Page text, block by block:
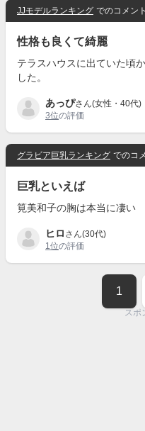
JJモデルランキング でのコメン
性格も良くて綺麗
テラスハウスに出ていた頃
した。
あっぴさん(女性・40代)
3位の評価
グラビア巨乳ランキング でのコ
巨乳といえば
筧美和子の胸は本当に凄い
ヒロ さん(30代)
1位の評価
1
スポ